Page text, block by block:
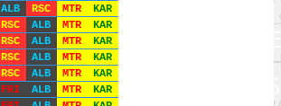
ALB RSC MTR
KAR
RSC ALB MTR
KAR
RSC ALB MTR
KAR
RSC ALB MTR
KAR
RSC ALB MTR
KAR
FRI ALB MTR
KAR